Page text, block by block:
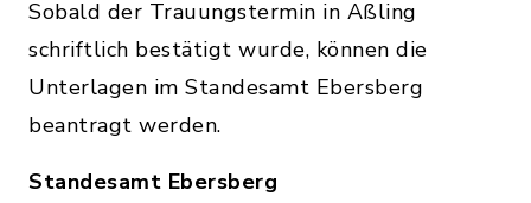
Sobald der Trauungstermin in Aßling
schriftlich bestätigt wurde, können die
Unterlagen im Standesamt Ebersberg
beantragt werden.
Standesamt Ebersberg